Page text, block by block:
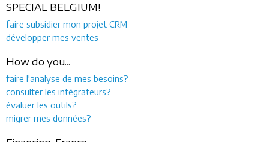
SPECIAL BELGIUM!
faire subsidier mon projet CRM
développer mes ventes
How do you...
faire l'analyse de mes besoins?
consulter les intégrateurs?
évaluer les outils?
migrer mes données?